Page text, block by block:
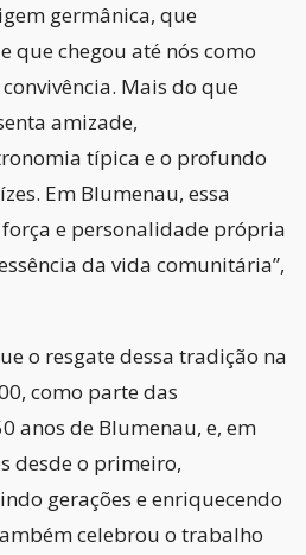
germânica, que
que chegou até nós como
Mais do que
amizade,
típica e o profundo
Em Blumenau, essa
e personalidade própria
da vida comunitária”,
o resgate dessa tradição na
como parte das
anos de Blumenau, e, em
desde o primeiro,
gerações e enriquecendo
celebrou o trabalho